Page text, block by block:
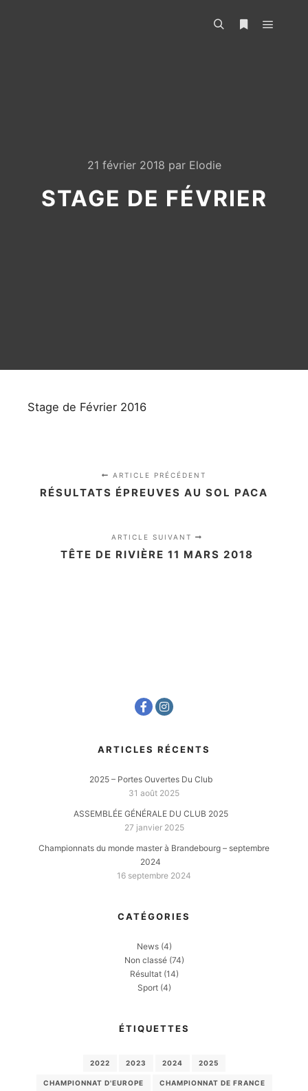
21 février 2018 par Elodie
STAGE DE FÉVRIER
Stage de Février 2016
ARTICLE PRÉCÉDENT
RÉSULTATS ÉPREUVES AU SOL PACA
ARTICLE SUIVANT
TÊTE DE RIVIÈRE 11 MARS 2018
ARTICLES RÉCENTS
2025 – Portes Ouvertes Du Club
31 août 2025
ASSEMBLÉE GÉNÉRALE DU CLUB 2025
27 janvier 2025
Championnats du monde master à Brandebourg – septembre
2024
16 septembre 2024
CATÉGORIES
News(4)
Non classé(74)
Résultat(14)
Sport(4)
ÉTIQUETTES
2022 2023 2024 2025
CHAMPIONNAT D'EUROPE CHAMPIONNAT DE FRANCE